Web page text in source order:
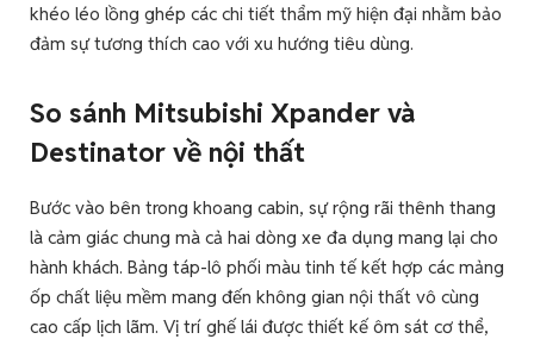
khéo léo lồng ghép các chi tiết thẩm mỹ hiện đại nhằm bảo
đảm sự tương thích cao với xu hướng tiêu dùng.
So sánh Mitsubishi Xpander và
Destinator về nội thất
Bước vào bên trong khoang cabin, sự rộng rãi thênh thang
là cảm giác chung mà cả hai dòng xe đa dụng mang lại cho
hành khách. Bảng táp-lô phối màu tinh tế kết hợp các mảng
ốp chất liệu mềm mang đến không gian nội thất vô cùng
cao cấp lịch lãm. Vị trí ghế lái được thiết kế ôm sát cơ thể,